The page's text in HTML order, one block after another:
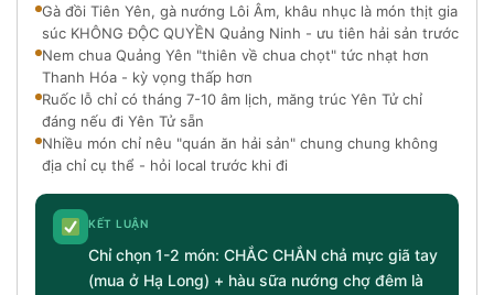
Gà đồi Tiên Yên, gà nướng Lôi Âm, khâu nhục là món thịt gia
súc KHÔNG ĐỘC QUYỀN Quảng Ninh - ưu tiên hải sản trước
Nem chua Quảng Yên "thiên về chua chọt" tức nhạt hơn
Thanh Hóa - kỳ vọng thấp hơn
Ruốc lỗ chỉ có tháng 7-10 âm lịch, măng trúc Yên Tử chỉ
đáng nếu đi Yên Tử sẵn
Nhiều món chỉ nêu "quán ăn hải sản" chung chung không
địa chỉ cụ thể - hỏi local trước khi đi
KẾT LUẬN
Chỉ chọn 1-2 món: CHẮC CHẮN chả mực giã tay
(mua ở Hạ Long) + hàu sữa nướng chợ đêm là